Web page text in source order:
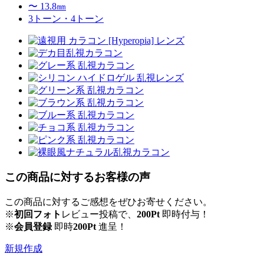
〜 13.8㎜
3トーン・4トーン
この商品に対するお客様の声
この商品に対するご感想をぜひお寄せください。
※初回フォト レビュー投稿で、 200Pt 即時付与！
※会員登録即時200Pt 進呈！
新規作成